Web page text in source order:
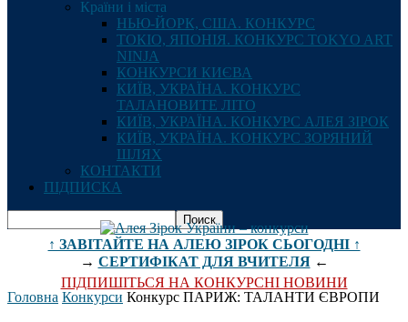
Країни і міста
НЬЮ-ЙОРК, США. КОНКУРС
ТОКІО, ЯПОНІЯ. КОНКУРС TOKYO ART
NINJA
КОНКУРСИ КИЄВА
КИЇВ, УКРАЇНА. КОНКУРС
ТАЛАНОВИТЕ ЛІТО
КИЇВ, УКРАЇНА. КОНКУРС АЛЕЯ ЗІРОК
КИЇВ, УКРАЇНА. КОНКУРС ЗОРЯНИЙ
ШЛЯХ
КОНТАКТИ
ПІДПИСКА
↑ ЗАВІТАЙТЕ НА АЛЕЮ ЗІРОК СЬОГОДНІ ↑
→ СЕРТИФІКАТ ДЛЯ ВЧИТЕЛЯ←
ПІДПИШІТЬСЯ НА КОНКУРСНІ НОВИНИ
Головна Конкурси Конкурс ПАРИЖ: ТАЛАНТИ ЄВРОПИ